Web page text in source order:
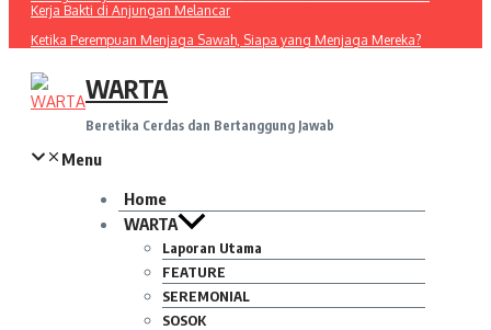
Kerja Bakti di Anjungan Melancar
Ketika Perempuan Menjaga Sawah, Siapa yang Menjaga Mereka?
WARTA
Beretika Cerdas dan Bertanggung Jawab
Menu
Home
WARTA
Laporan Utama
FEATURE
SEREMONIAL
SOSOK